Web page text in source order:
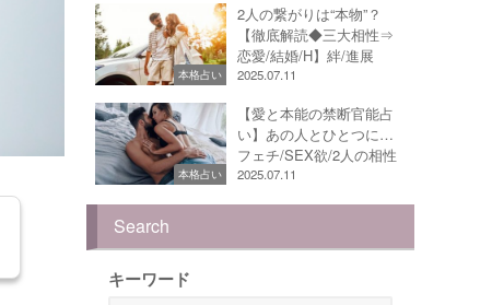
本格占い
2人の繋がりは“本物”？
【徹底解読◆三大相性⇒
恋愛/結婚/H】絆/進展
2025.07.11
本格占い
【愛と本能の禁断官能占
い】あの人とひとつに…
フェチ/SEX欲/2人の相性
2025.07.11
Search
キーワード